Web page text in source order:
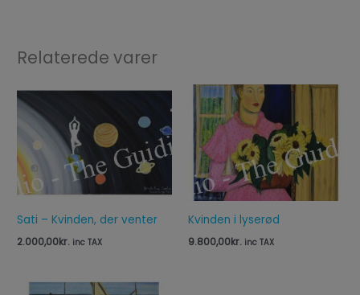
Relaterede varer
Sati – Kvinden, der venter
2.000,00kr. inc TAX
Kvinden i lyserød
9.800,00kr. inc TAX